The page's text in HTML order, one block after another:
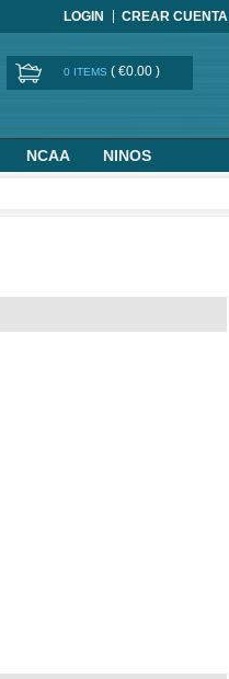
LOGIN CREAR CUENTA
0 ITEMS ( €0.00 )
NCAA
NINOS